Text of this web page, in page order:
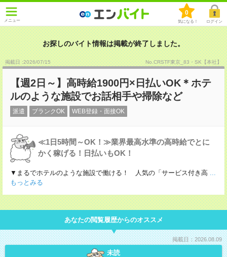
メニュー
0
気になる！ ログイン
お探しのバイト情報は掲載が終了しました。
掲載日 :2026/07/15 No.CRSTF東京_83・SK【本社】
【週2日～】高時給1900円×日払いOK＊ホテ
ルのような施設でお話相手や掃除など
派遣 ブランクOK WEB登録・面接OK
≪1日5時間～OK！≫業界最高水準の高時給でとに
かく稼げる！日払いもOK！
▼まるでホテルのような施設で働ける！ 人気の「サービス付き高 ...
もっとみる
あなたの閲覧履歴からのオススメ
掲載日：2026.08.09
未読